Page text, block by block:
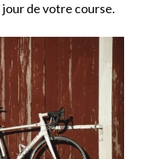
de votre course.